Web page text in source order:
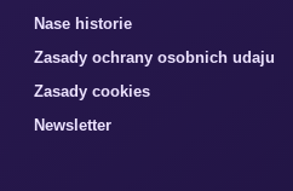
Nase historie
Zasady ochrany osobnich udaju
Zasady cookies
Newsletter